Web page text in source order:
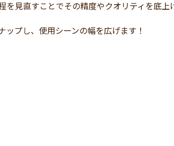
見直すことでその精度やクオリティを底上
プし、使用シーンの幅を広げます！